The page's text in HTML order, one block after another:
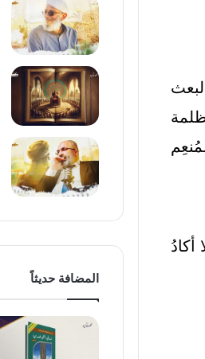
أكادُ
المضافة حديثاً